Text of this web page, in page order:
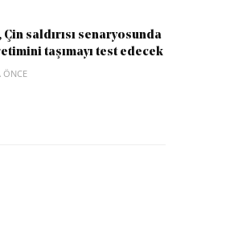
Çin saldırısı senaryosunda
taşımayı test edecek